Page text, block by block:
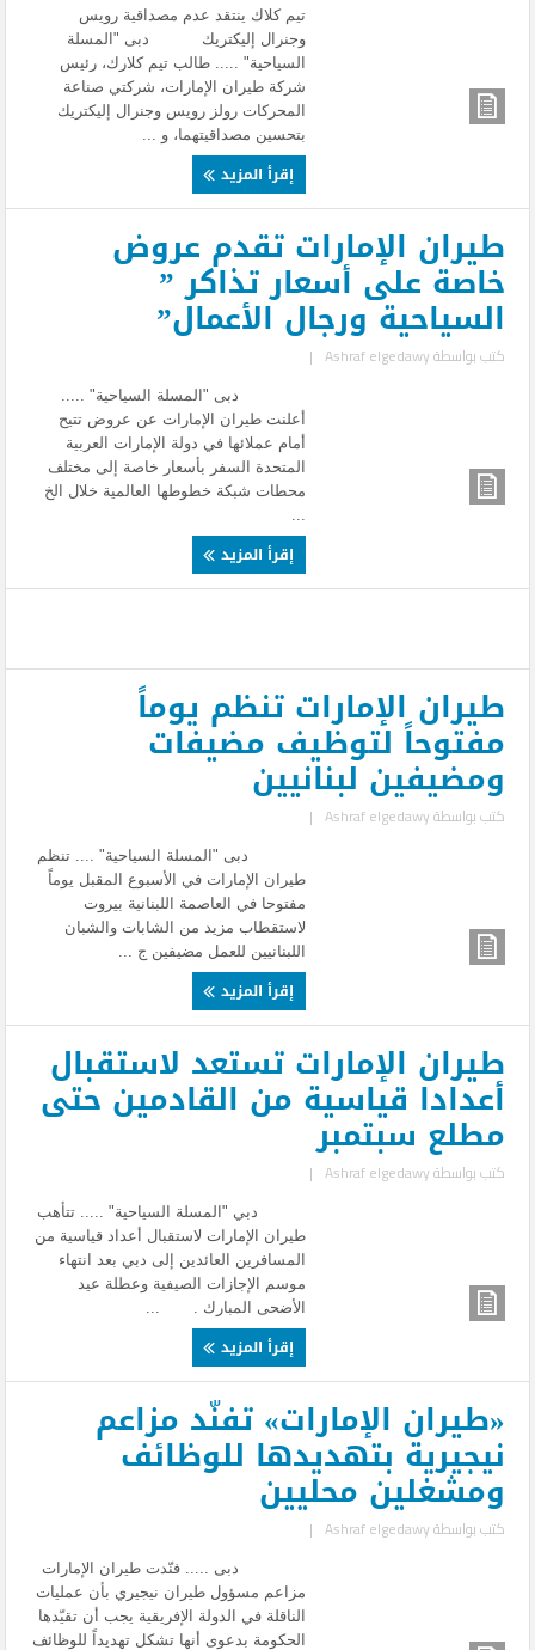
تيم كلاك ينتقد عدم مصداقية رويس
وجنرال إليكتريك دبى "المسلة
السياحية" ..... طالب تيم كلارك، رئيس
شركة طيران الإمارات، شركتي صناعة
المحركات رولز رويس وجنرال إليكتريك
بتحسين مصداقيتهما، و ...
إقرأ المزيد
طيران الإمارات تقدم عروض
خاصة على أسعار تذاكر ”
السياحية ورجال الأعمال”
كتب بواسطةAshraf elgedawy
|
دبى "المسلة السياحية" .....
أعلنت طيران الإمارات عن عروض تتيح
أمام عملائها في دولة الإمارات العربية
المتحدة السفر بأسعار خاصة إلى مختلف
محطات شبكة خطوطها العالمية خلال الخ
إقرأ المزيد
طيران الإمارات تنظم يوماً
مفتوحاً لتوظيف مضيفات
ومضيفين لبنانيين
كتب بواسطةAshraf elgedawy
|
دبى "المسلة السياحية" .... تنظم
طيران الإمارات في الأسبوع المقبل يوماً
مفتوحا في العاصمة اللبنانية بيروت
لاستقطاب مزيد من الشابات والشبان
اللبنانيين للعمل مضيفين ج ...
إقرأ المزيد
طيران الإمارات تستعد لاستقبال
أعدادا قياسية من القادمين حتى
مطلع سبتمبر
كتب بواسطةAshraf elgedawy
|
دبي "المسلة السياحية" ..... تتأهب
طيران الإمارات لاستقبال أعداد قياسية من
المسافرين العائدين إلى دبي بعد انتهاء
موسم الإجازات الصيفية وعطلة عيد
الأضحى المبارك . ...
إقرأ المزيد
«طيران الإمارات» تفنّد مزاعم
نيجيرية بتهديدها للوظائف
ومشغلين محليين
كتب بواسطةAshraf elgedawy
|
دبى ..... فنّدت طيران الإمارات
مزاعم مسؤول طيران نيجيري بأن عمليات
الناقلة في الدولة الإفريقية يجب أن تقيّدها
الحكومة بدعوى أنها تشكل تهديداً للوظائف